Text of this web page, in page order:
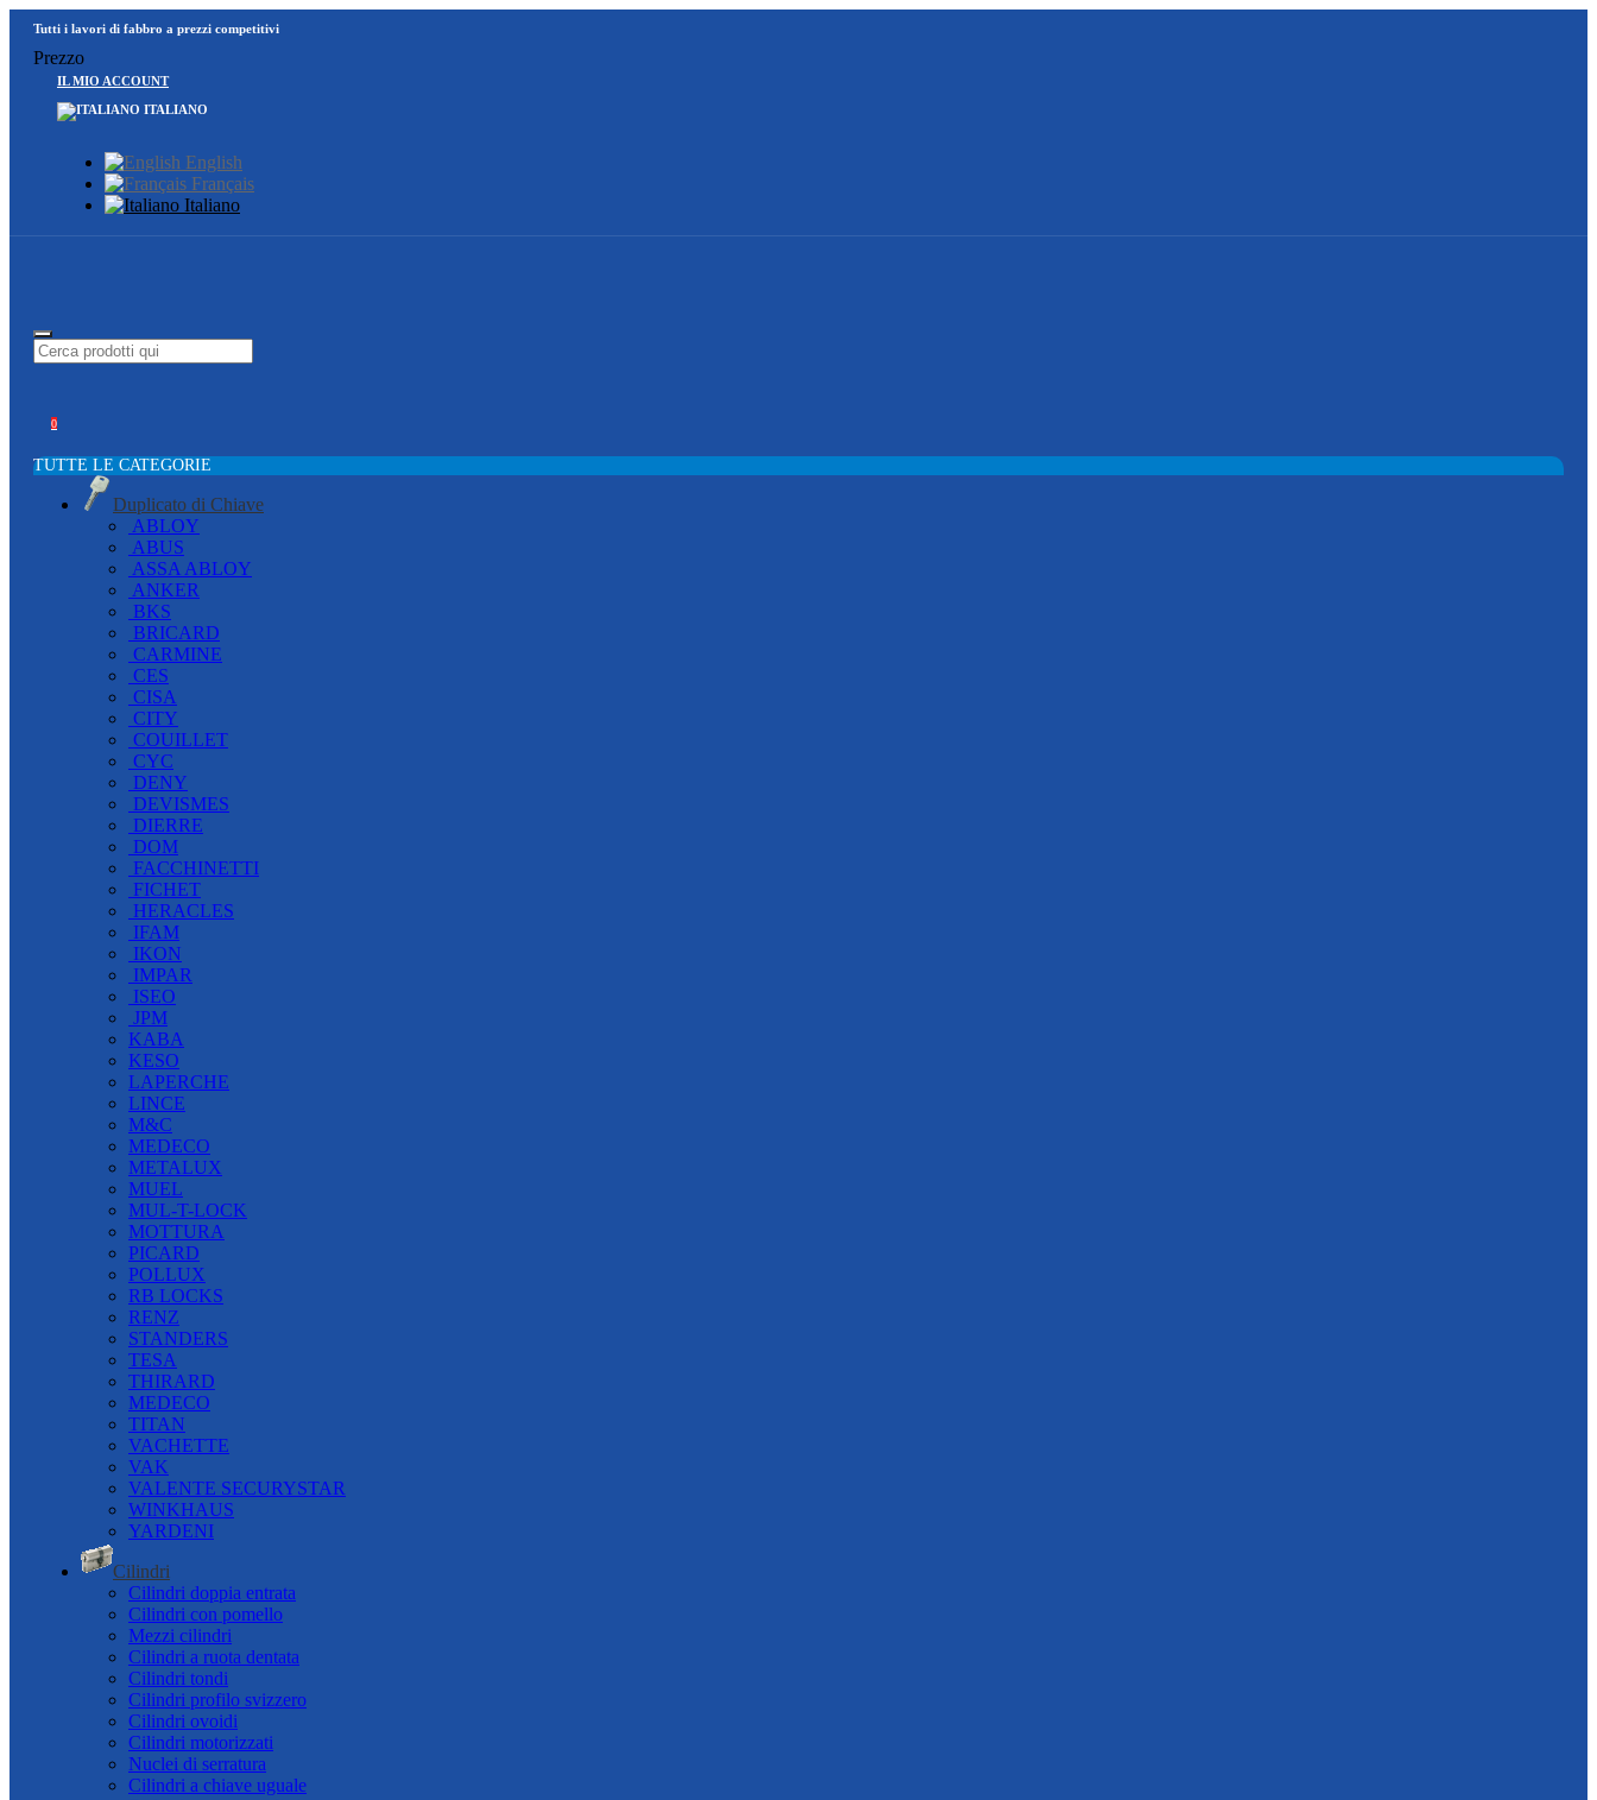
Tutti i lavori di fabbro a prezzi competitivi
Prezzo
IL MIO ACCOUNT
ITALIANO
English
Français
Italiano
0
TUTTE LE CATEGORIE
Duplicato di Chiave
ABLOY
ABUS
ASSA ABLOY
ANKER
BKS
BRICARD
CARMINE
CES
CISA
CITY
COUILLET
CYC
DENY
DEVISMES
DIERRE
DOM
FACCHINETTI
FICHET
HERACLES
IFAM
IKON
IMPAR
ISEO
JPM
KABA
KESO
LAPERCHE
LINCE
M&C
MEDECO
METALUX
MUEL
MUL-T-LOCK
MOTTURA
PICARD
POLLUX
RB LOCKS
RENZ
STANDERS
TESA
THIRARD
MEDECO
TITAN
VACHETTE
VAK
VALENTE SECURYSTAR
WINKHAUS
YARDENI
Cilindri
Cilindri doppia entrata
Cilindri con pomello
Mezzi cilindri
Cilindri a ruota dentata
Cilindri tondi
Cilindri profilo svizzero
Cilindri ovoidi
Cilindri motorizzati
Nuclei di serratura
Cilindri a chiave uguale